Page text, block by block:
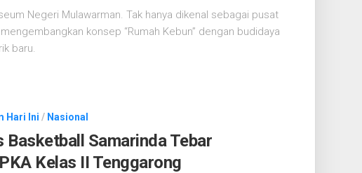
Negeri Mulawarman. Tak hanya dikenal sebagai pusat
konsep “Rumah Kebun” dengan budidaya
baru.
Hari Ini / Nasional
Basketball Samarinda Tebar
Kelas II Tenggarong